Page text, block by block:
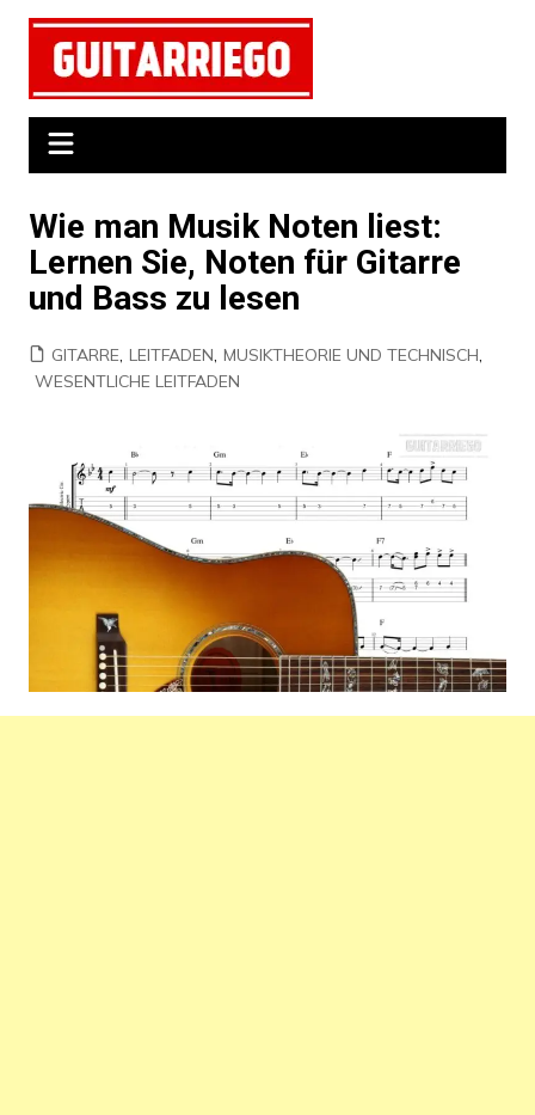
Zum
springen
Wie man Musik Noten liest:
Lernen Sie, Noten für Gitarre
und Bass zu lesen
GITARRE, LEITFADEN, MUSIKTHEORIE UND TECHNISCH,
WESENTLICHE LEITFADEN